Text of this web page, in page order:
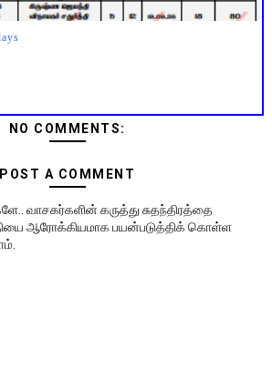
NO COMMENTS:
POST A COMMENT
வாசகர்களின் கருத்து சுதந்திரத்தை
ஆரோக்கியமாக பயன்படுத்திக் கொள்ள